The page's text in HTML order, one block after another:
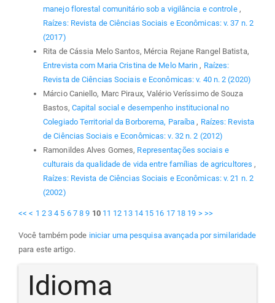
manejo florestal comunitário sob a vigilância e controle ,
Raízes: Revista de Ciências Sociais e Econômicas: v. 37 n. 2
(2017)
Rita de Cássia Melo Santos, Mércia Rejane Rangel Batista,
Entrevista com Maria Cristina de Melo Marin , Raízes:
Revista de Ciências Sociais e Econômicas: v. 40 n. 2 (2020)
Márcio Caniello, Marc Piraux, Valério Veríssimo de Souza
Bastos, Capital social e desempenho institucional no
Colegiado Territorial da Borborema, Paraíba , Raízes: Revista
de Ciências Sociais e Econômicas: v. 32 n. 2 (2012)
Ramonildes Alves Gomes, Representações sociais e
culturais da qualidade de vida entre famílias de agricultores ,
Raízes: Revista de Ciências Sociais e Econômicas: v. 21 n. 2
(2002)
<< < 1 2 3 4 5 6 7 8 9 10 11 12 13 14 15 16 17 18 19 > >>
Você também pode iniciar uma pesquisa avançada por similaridade
para este artigo.
Idioma